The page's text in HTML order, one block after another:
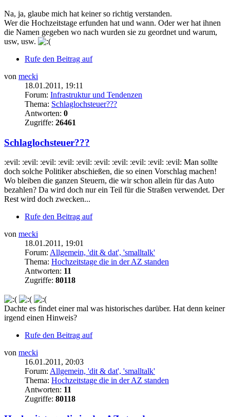
Na, ja, glaube mich hat keiner so richtig verstanden.
Wer die Hochzeitstage erfunden hat und wann. Oder wer hat ihnen
die Namen gegeben wo nach wurden sie zu geordnet und warum,
usw, usw.
Rufe den Beitrag auf
von mecki
18.01.2011, 19:11
Forum: Infrastruktur und Tendenzen
Thema: Schlaglochsteuer???
Antworten: 0
Zugriffe: 26461
Schlaglochsteuer???
:evil: :evil: :evil: :evil: :evil: :evil: :evil: :evil: :evil: :evil: Man sollte
doch solche Politiker abschießen, die so einen Vorschlag machen!
Wo bleiben die ganzen Steuern, die wir schon allein für das Auto
bezahlen? Da wird doch nur ein Teil für die Straßen verwendet. Der
Rest wird doch zwecken...
Rufe den Beitrag auf
von mecki
18.01.2011, 19:01
Forum: Allgemein, 'dit & dat', 'smalltalk'
Thema: Hochzeitstage die in der AZ standen
Antworten: 11
Zugriffe: 80118
Dachte es findet einer mal was historisches darüber. Hat denn keiner
irgend einen Hinweis?
Rufe den Beitrag auf
von mecki
16.01.2011, 20:03
Forum: Allgemein, 'dit & dat', 'smalltalk'
Thema: Hochzeitstage die in der AZ standen
Antworten: 11
Zugriffe: 80118